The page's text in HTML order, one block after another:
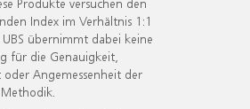
Index im Verhältnis 1:1
übernimmt dabei keine
für die Genauigkeit,
Angemessenheit der